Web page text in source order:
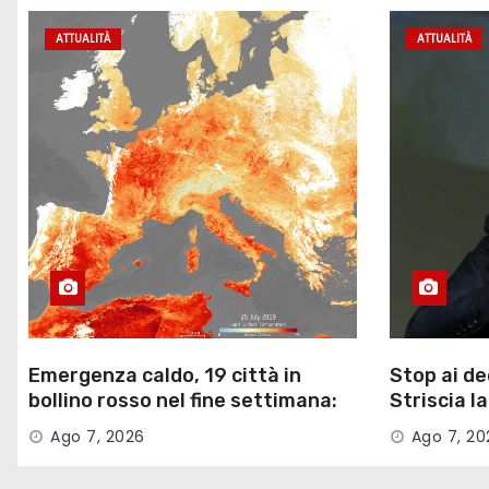
ATTUALITÀ
Emergenza caldo, 19 città in
bollino rosso nel fine settimana:
afa e notti supertropicali …
Ago 7, 2026
ATTUALITÀ
Stop ai
Striscia
delAgo 7,